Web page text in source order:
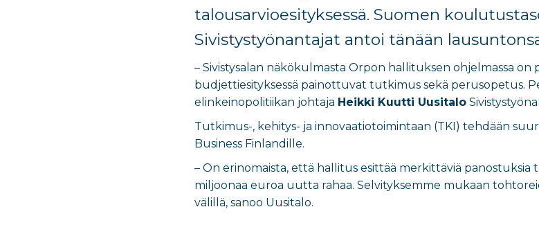
talousarvioesityksessä. Suomen
Sivistystyönantajat antoi tänään
– Sivistysalan näkökulmasta Orpon hallituksen ohjelmassa
budjettiesityksessä painottuvat tutkimus sekä perusopetus.
elinkeinopolitiikan johtaja Heikki Kuutti Uusitalo
Tutkimus-, kehitys- ja innovaatiotoimintaan (TKI) tehdään
Business Finlandille.
– On erinomaista, että hallitus esittää merkittäviä
miljoonaa euroa uutta rahaa. Selvityksemme mukaan
välillä, sanoo Uusitalo.